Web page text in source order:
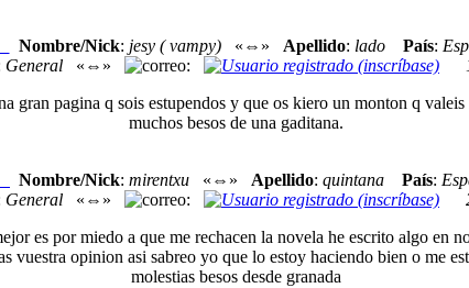
Nombre/Nick: jesy ( vampy)«⇔» Apellido: lado País:
General «⇔» :
gran pagina q sois estupendos y que os kiero un monton q
muchos besos de una gaditana.
Nombre/Nick: mirentxu «⇔» Apellido: quintana País:
General «⇔» :
es por miedo a que me rechacen la novela he escrito algo en
vuestra opinion asi sabreo yo que lo estoy haciendo bien o me
molestias besos desde granada